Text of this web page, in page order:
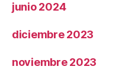
junio 2024
diciembre 2023
noviembre 2023